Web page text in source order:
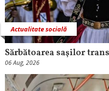
Actualitate socială
Sărbătoarea saşilor
06 Aug, 2026